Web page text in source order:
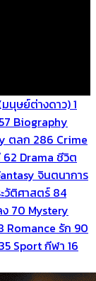
นุษย์ต่างดาว)1
57 Biography
ตลก 286 Crime
62 Drama ชีวิต
จินตนาการ
วัติศาสตร์ 84
70 Mystery
Romance รัก 90
Sport กีฬา 16